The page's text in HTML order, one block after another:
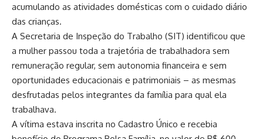
acumulando as atividades domésticas com o cuidado diário
das crianças.
A Secretaria de Inspeção do Trabalho (SIT) identificou que
a mulher passou toda a trajetória de trabalhadora sem
remuneração regular, sem autonomia financeira e sem
oportunidades educacionais e patrimoniais – as mesmas
desfrutadas pelos integrantes da família para qual ela
trabalhava.
A vítima estava inscrita no Cadastro Único e recebia